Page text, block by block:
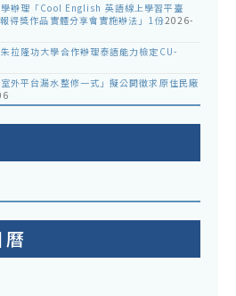
辦理「Cool English 英語線上學習平臺
得獎作品實體分享會實施辦法」1份2026-
拉隆功大學合作辦理泰語能力檢定CU-
室外平台漏水整修一式」擬公開徵求原住民廠
曆